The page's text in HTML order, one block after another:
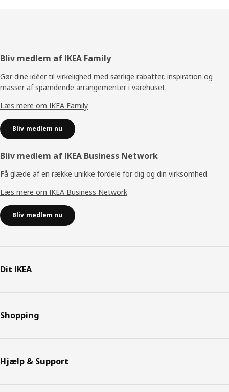
Footer
Bliv medlem af IKEA Family
Gør dine idéer til virkelighed med særlige rabatter, inspiration og
masser af spændende arrangementer i varehuset.
Læs mere om IKEA Family
Bliv medlem nu
Bliv medlem af IKEA Business Network
Få glæde af en række unikke fordele for dig og din virksomhed.
Læs mere om IKEA Business Network
Bliv medlem nu
Dit IKEA
Shopping
Hjælp & Support